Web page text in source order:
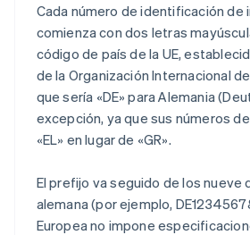
Cada número de identificación
comienza con dos letras
código de país de la UE,
de la Organización Internacional
que sería «DE» para Alemania
excepción, ya que sus números
«EL» en lugar de «GR».
El prefijo va seguido de los nueve
alemana (por ejemplo,
Europea no impone